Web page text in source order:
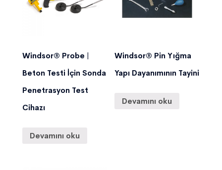
Windsor® Probe |
Beton Testi İçin Sonda
Penetrasyon Test
Cihazı
Devamını oku
Windsor® Pin Yığma
Yapı Dayanımının Tayini
Devamını oku